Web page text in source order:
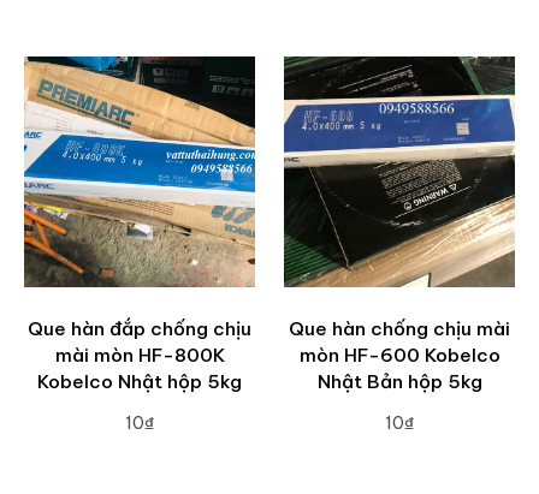
Que hàn đắp chống chịu
mài mòn HF-800K
Kobelco Nhật hộp 5kg
10₫
Que hàn chống chịu mài
mòn HF-600 Kobelco
Nhật Bản hộp 5kg
10₫